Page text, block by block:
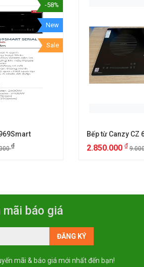
-58%
New
Sale
₫
Bếp từ Canzy CZ
2.850.000 ₫
mãi báo giá
mãi & báo giá mới nhất đến bạn!